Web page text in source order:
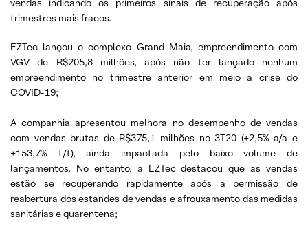
vendas indicando os primeiros sinais de recuperação após
trimestres mais fracos.
EZTec lançou o complexo Grand Maia, empreendimento com
VGV de R$205,8 milhões, após não ter lançado nenhum
empreendimento no trimestre anterior em meio a crise do
COVID-19;
A companhia apresentou melhora no desempenho de vendas
com vendas brutas de R$375,1 milhões no 3T20 (+2,5% a/a e
+153,7% t/t), ainda impactada pelo baixo volume de
lançamentos. No entanto, a EZTec destacou que as vendas
estão se recuperando rapidamente após a permissão de
reabertura dos estandes de vendas e afrouxamento das medidas
sanitárias e quarentena;